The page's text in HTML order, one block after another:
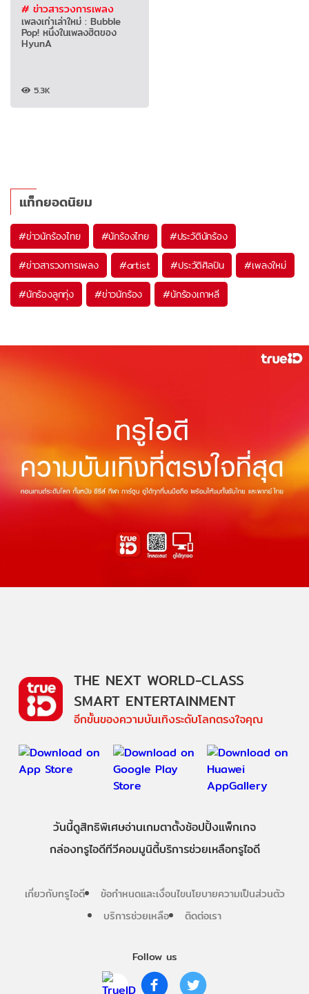
# ข่าวสารวงการเพลง
เพลงเก่าเล่าใหม่ : Bubble
Pop! หนึ่งในเพลงฮิตของ
HyunA
5.3K
แท็กยอดนิยม
#ข่าวนักร้องไทย #นักร้องไทย #ประวัตินักร้อง
#ข่าวสารวงการเพลง #artist #ประวัติศิลปิน #เพลงใหม่
#นักร้องลูกทุ่ง #ข่าวนักร้อง #นักร้องเกาหลี
Follow us
THE NEXT WORLD-CLASS
SMART ENTERTAINMENT
อีกขั้นของความบันเทิงระดับโลกตรงใจคุณ
วันนี้ดูสิทธิพิเศษอ่านเกมตาตั้งช้อปปิ้งแพ็กเกจ
กล่องทรูไอดีทีวีคอมมูนิตี้บริการช่วยเหลือทรูไอดี
เกี่ยวกับทรูไอดี ข้อกำหนดและเงื่อนไขนโยบายความเป็นส่วนตัว
บริการช่วยเหลือ
ติดต่อเรา